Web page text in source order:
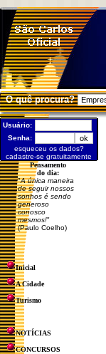
O quê procura?
Usuário:
Senha:
esqueceu os dados?
cadastre-se gratuitamente
Pensamento
do dia:
"A única maneira
de seguir nossos
sonhos é sendo
generoso
conosco
mesmos!"
(Paulo Coelho)
Inicial
A Cidade
Turismo
NOTÍCIAS
CONCURSOS